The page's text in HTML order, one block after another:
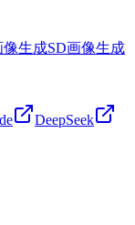
像生成SD画像生成
DeepSeek